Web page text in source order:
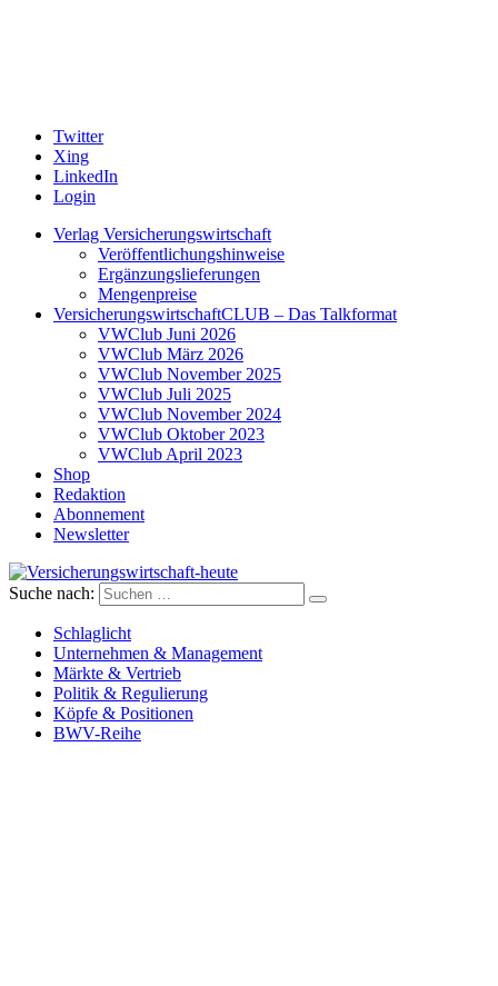
Twitter
Xing
LinkedIn
Login
Verlag Versicherungswirtschaft
Veröffentlichungshinweise
Ergänzungslieferungen
Mengenpreise
VersicherungswirtschaftCLUB – Das Talkformat
VWClub Juni 2026
VWClub März 2026
VWClub November 2025
VWClub Juli 2025
VWClub November 2024
VWClub Oktober 2023
VWClub April 2023
Shop
Redaktion
Abonnement
Newsletter
Versicherungswirtschaft-heute
Suche nach:
Schlaglicht
Unternehmen & Management
Märkte & Vertrieb
Politik & Regulierung
Köpfe & Positionen
BWV-Reihe